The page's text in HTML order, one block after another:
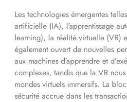
Les technologies émergentes
artificielle (IA), l’apprentissage
learning), la réalité virtuelle (VR)
également ouvert de nouvelles
aux machines d’apprendre et
complexes, tandis que la VR
mondes virtuels immersifs. La
sécurité accrue dans les